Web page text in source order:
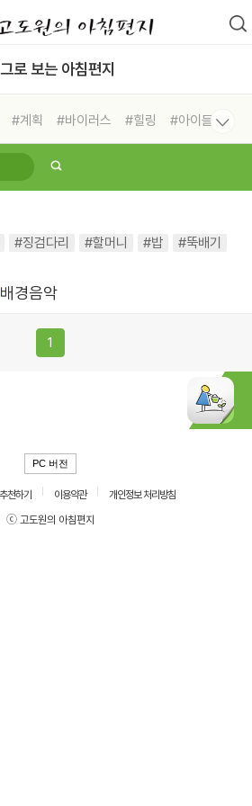
로 보는 아침편지
#계획 #바이러스 #힐링
#아이들
#삶
#링컨학교
#징검다리 #할머니 #밥
#뚝배기
1
PC 버전
추천하기 이용약관
개인정보 처리방침
ⓒ 고도원의 아침편지